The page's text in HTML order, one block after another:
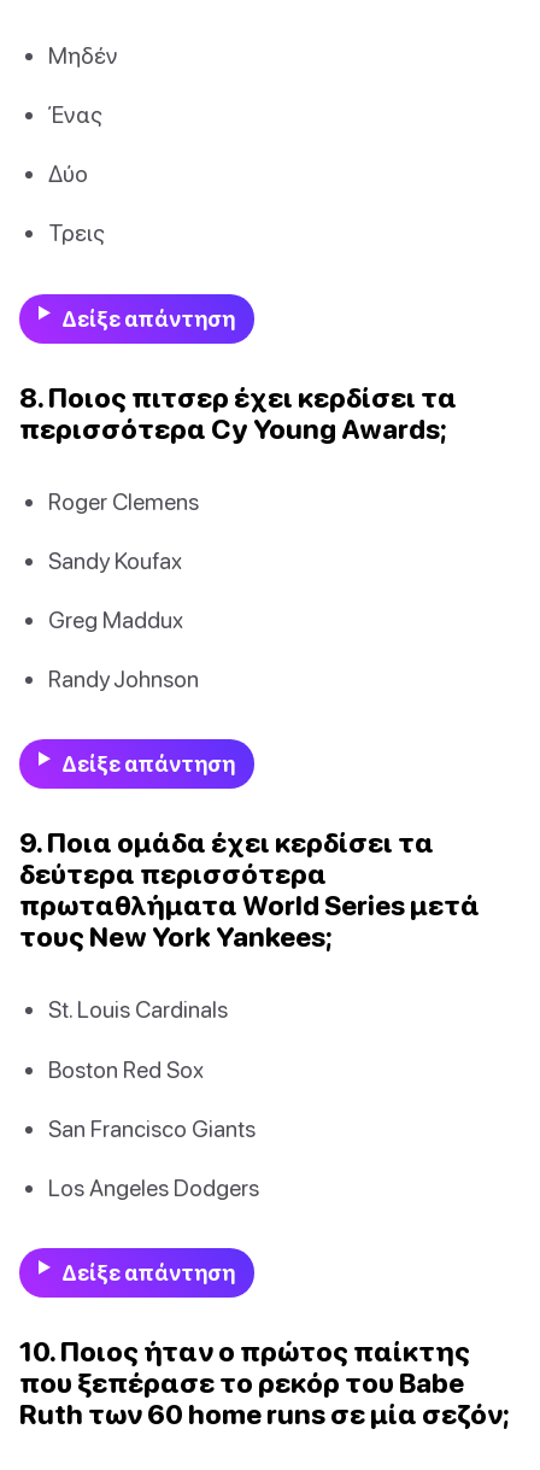
Μηδέν
Ένας
Δύο
Τρεις
Δείξε απάντηση
8. Ποιος πιτσερ έχει κερδίσει τα
περισσότερα Cy Young Awards;
Roger Clemens
Sandy Koufax
Greg Maddux
Randy Johnson
Δείξε απάντηση
9. Ποια ομάδα έχει κερδίσει τα
δεύτερα περισσότερα
πρωταθλήματα World Series μετά
τους New York Yankees;
St. Louis Cardinals
Boston Red Sox
San Francisco Giants
Los Angeles Dodgers
Δείξε απάντηση
10. Ποιος ήταν ο πρώτος παίκτης
που ξεπέρασε το ρεκόρ του Babe
Ruth των 60 home runs σε μία σεζόν;